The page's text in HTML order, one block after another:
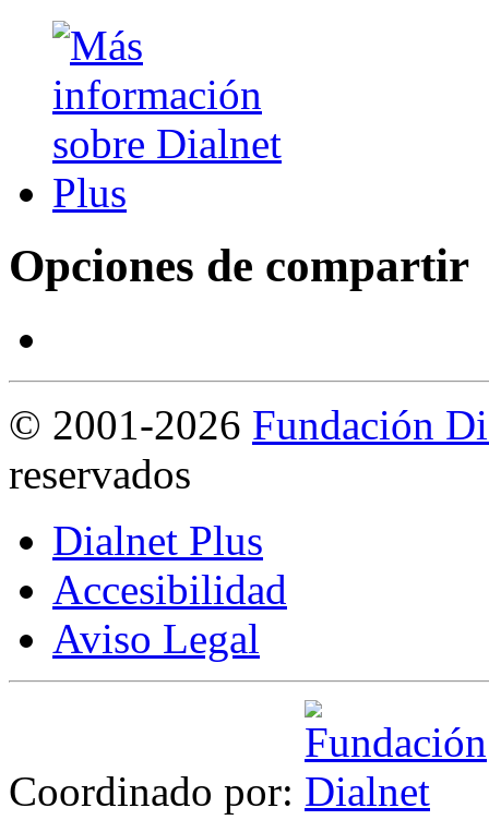
Opciones de compartir
© 2001-2026 Fundación
reservados
Dialnet Plus
Accesibilidad
Aviso Legal
Coordinado por: